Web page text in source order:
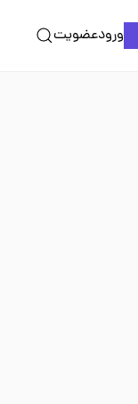
ورودعضویت